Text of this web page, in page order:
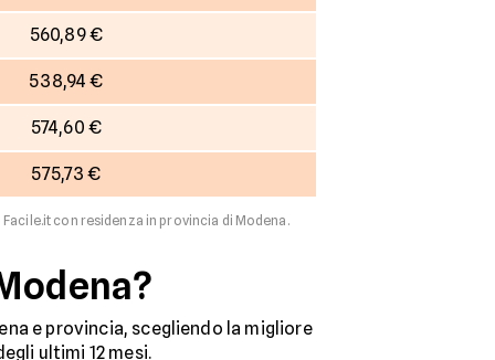
560,89 €
538,94 €
574,60 €
575,73 €
con residenza in provincia di Modena.
e provincia, scegliendo la migliore
ultimi 12 mesi.